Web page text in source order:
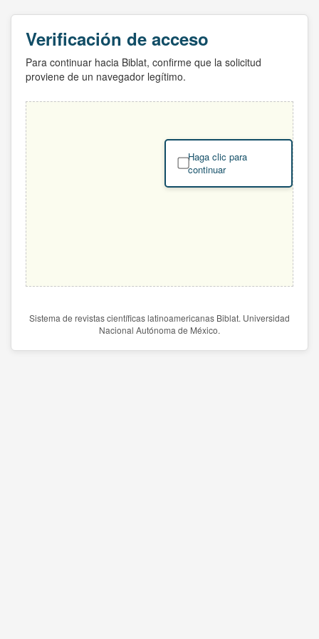
Verificación de acceso
Para continuar hacia Biblat, confirme que la solicitud
proviene de un navegador legítimo.
Haga clic para
continuar
Sistema de revistas científicas latinoamericanas Biblat. Universidad
Nacional Autónoma de México.